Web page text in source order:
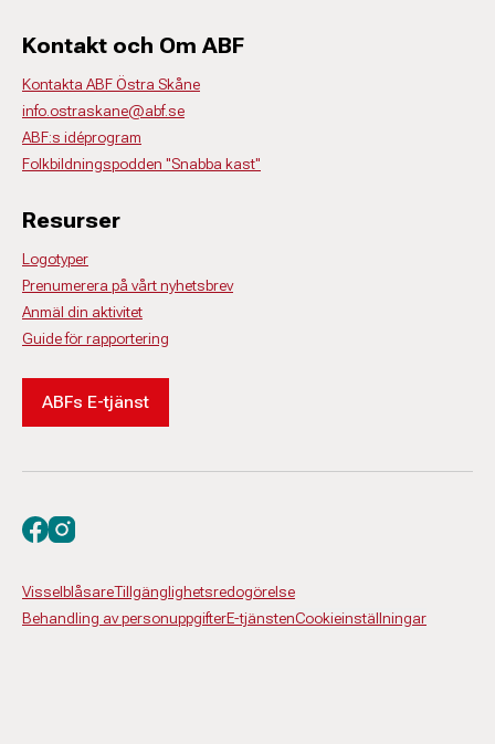
Kontakt och Om ABF
Kontakta ABF Östra Skåne
info.ostraskane@abf.se
ABF:s idéprogram
Folkbildningspodden "Snabba kast"
Resurser
Logotyper
Prenumerera på vårt nyhetsbrev
Anmäl din aktivitet
Guide för rapportering
ABFs E-tjänst
VisselblåsareTillgänglighetsredogörelse
Behandling av personuppgifterE-tjänstenCookieinställningar
Besök oss på facebook
Besök oss på instagram